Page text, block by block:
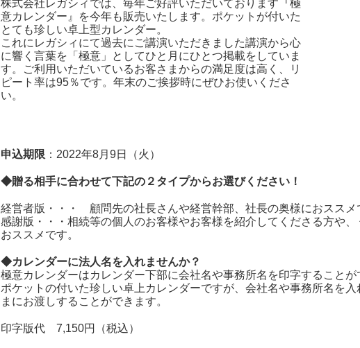
株式会社レガシィでは、毎年ご好評いただいております『極
意カレンダー』を今年も販売いたします。ポケットが付いた
とても珍しい卓上型カレンダー。
これにレガシィにて過去にご講演いただきました講演から心
に響く言葉を「極意」としてひと月にひとつ掲載をしていま
す。ご利用いただいているお客さまからの満足度は高く、リ
ピート率は95％です。年末のご挨拶時にぜひお使いくださ
い。
申込期限 ：2022年8月9日（火）
◆贈る相手に合わせて下記の２タイプからお選びください！
経営者版・・・ 顧問先の社長さんや経営幹部、社長の奥様におススメ
感謝版・・・相続等の個人のお客様やお客様を紹介してくださる方や
おススメです。
◆カレンダーに法人名を入れませんか？
極意カレンダーはカレンダー下部に会社名や事務所名を印字することが
ポケットの付いた珍しい卓上カレンダーですが、会社名や事務所名を
まにお渡しすることができます。
印字版代 7,150円（税込）